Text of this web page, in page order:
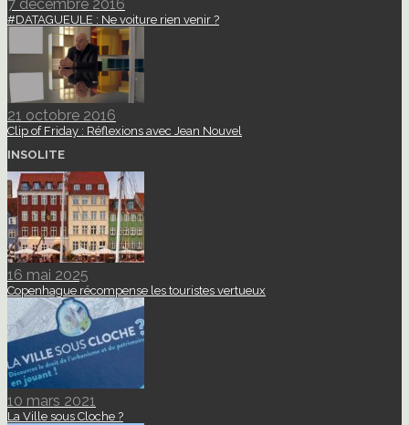
7 décembre 2016
#DATAGUEULE : Ne voiture rien venir ?
21 octobre 2016
Clip of Friday : Réflexions avec Jean Nouvel
INSOLITE
16 mai 2025
Copenhague récompense les touristes vertueux
10 mars 2021
La Ville sous Cloche ?